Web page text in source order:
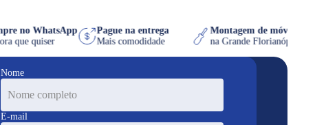
Compre no WhatsApp
na hora que quiser
Pague na entrega
Mais comodidade
Montagem de móvel
na Grande
Nome
E-mail